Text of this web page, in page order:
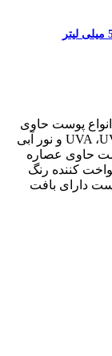
پوست حاوی
spf 50 محافظت از پوس در برابر اشعه های UVA ،UVB و نور آبی
حاوی عصاره
کننده رنگ
دارای بافت